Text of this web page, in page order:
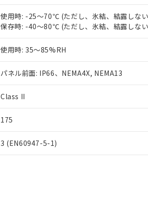
使用時: -25～70℃ (ただし、氷結、結露しな
保存時: -40～80℃ (ただし、氷結、結露しな
使用時: 35～85%RH
パネル前面: IP66、NEMA4X, NEMA13
Class II
175
3 (EN60947-5-1)